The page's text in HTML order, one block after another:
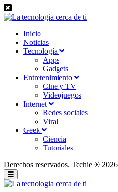
Inicio
Noticias
Tecnología
Apps
Gadgets
Entretenimiento
Cine y TV
Videojuegos
Internet
Redes sociales
Viral
Geek
Ciencia
Tutoriales
Derechos reservados. Techie ® 2026